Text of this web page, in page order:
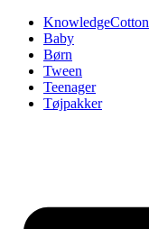
Videre
indhold
KnowledgeCotton
Baby
Børn
Tween
Teenager
Tøjpakker